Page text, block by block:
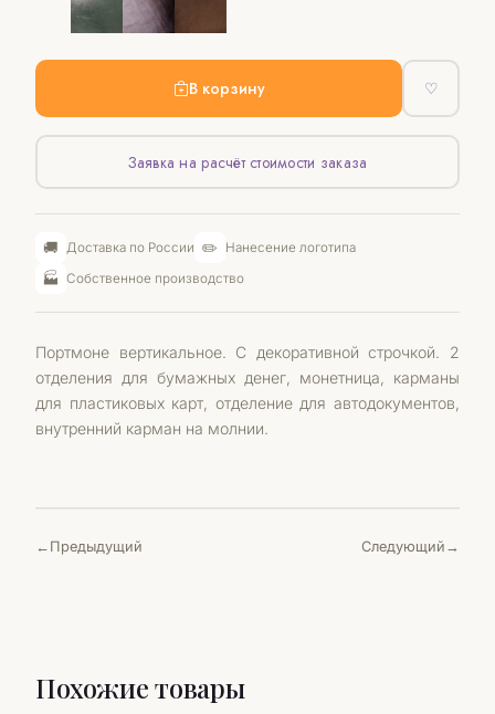
В корзину ♡
Заявка на расчёт стоимости заказа
🚚 Доставка по России ✏️ Нанесение логотипа
🏭 Собственное производство
Портмоне вертикальное. С декоративной строчкой. 2
отделения для бумажных денег, монетница, карманы
для пластиковых карт, отделение для автодокументов,
внутренний карман на молнии.
Предыдущий Следующий
Похожие товары